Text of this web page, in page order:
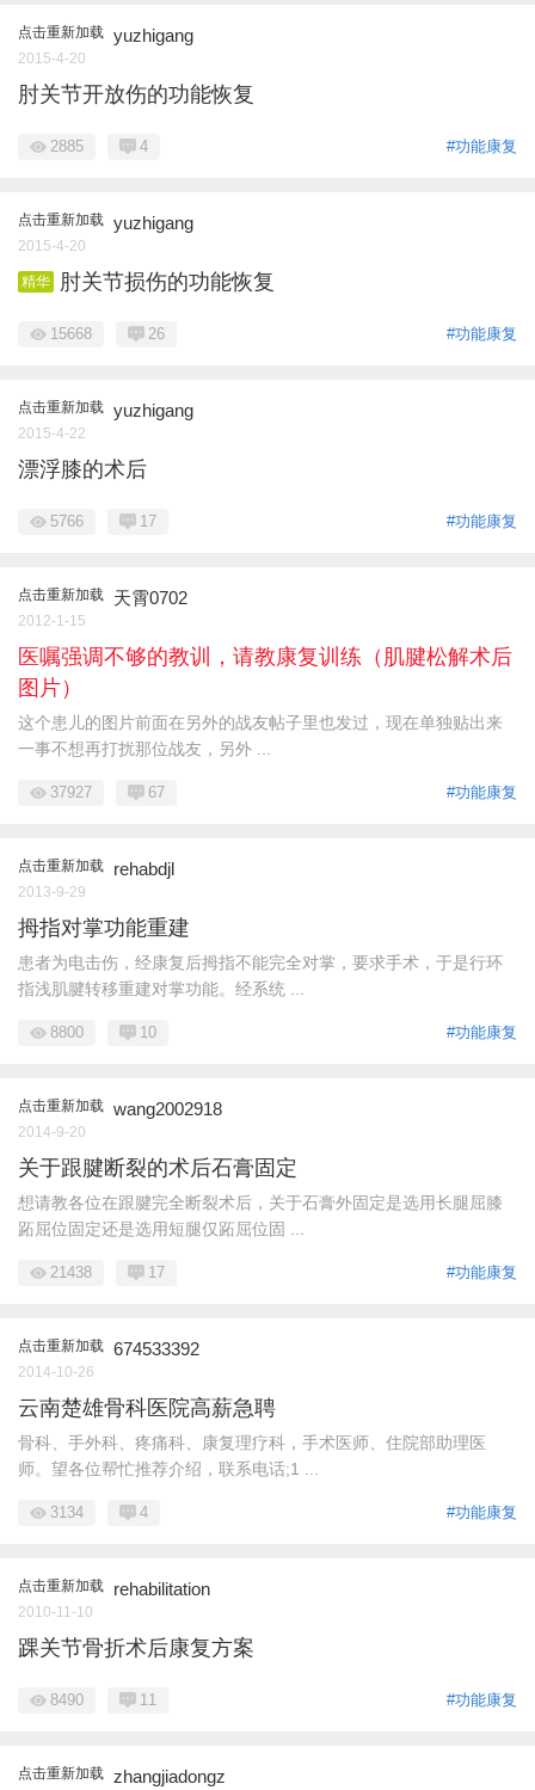
点击重新加载 yuzhigang
2015-4-20
肘关节开放伤的功能恢复
#功能康复
2885 4
点击重新加载 yuzhigang
2015-4-20
精华 肘关节损伤的功能恢复
#功能康复
15668 26
点击重新加载 yuzhigang
2015-4-22
漂浮膝的术后
#功能康复
5766 17
点击重新加载 天霄0702
2012-1-15
医嘱强调不够的教训，请教康复训练（肌腱松解术后
图片）
这个患儿的图片前面在另外的战友帖子里也发过，现在单独贴出来
一事不想再打扰那位战友，另外 ...
#功能康复
37927 67
点击重新加载 rehabdjl
2013-9-29
拇指对掌功能重建
患者为电击伤，经康复后拇指不能完全对掌，要求手术，于是行环
指浅肌腱转移重建对掌功能。经系统 ...
#功能康复
8800 10
点击重新加载 wang2002918
2014-9-20
关于跟腱断裂的术后石膏固定
想请教各位在跟腱完全断裂术后，关于石膏外固定是选用长腿屈膝
跖屈位固定还是选用短腿仅跖屈位固 ...
#功能康复
21438 17
点击重新加载 674533392
2014-10-26
云南楚雄骨科医院高薪急聘
骨科、手外科、疼痛科、康复理疗科，手术医师、住院部助理医
师。望各位帮忙推荐介绍，联系电话;1 ...
#功能康复
3134 4
点击重新加载 rehabilitation
2010-11-10
踝关节骨折术后康复方案
#功能康复
8490 11
点击重新加载 zhangjiadongz